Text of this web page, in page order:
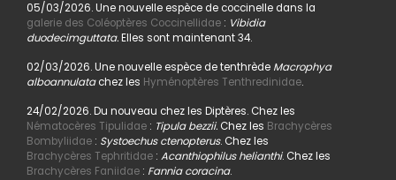
05/03/2026. Une nouvelle espèce de coccinelle dans la
galerie des Coléoptères Coccinellidae: Vibidia
duodecimguttata.Elles sont maintenant 34.
02/03/2026. Une nouvelle espèce de tenthrède Macrophya
alboannulatachez les Hyménoptères Tenthredinidae.
24/02/2026. Du nouveau chez les Diptères. Chez les
Nématocères Tipulidae: Tipula bezzii. Chez les Brachycères
Bombyliidae: Systoechus ctenopterus. Chez les
Brachycères Tephritidae: Acanthiophilus helianthi. Chez les
Brachycères Faniidae: Fannia coracina.